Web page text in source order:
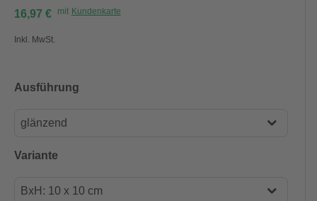
16,97 € mit Kundenkarte
Inkl. MwSt.
Ausführung
glänzend
glänzend
Variante
BxH: 10 x 10 cm